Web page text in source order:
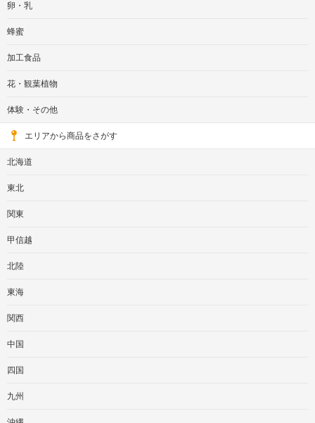
卵・乳
蜂蜜
加工食品
花・観葉植物
体験・その他
エリアから商品をさがす
北海道
東北
関東
甲信越
北陸
東海
関西
中国
四国
九州